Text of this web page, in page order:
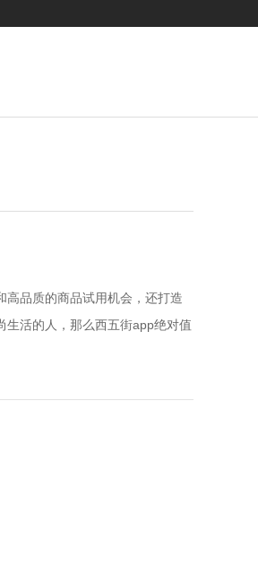
高品质的商品试用机会，还打造
生活的人，那么西五街app绝对值